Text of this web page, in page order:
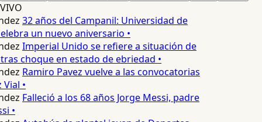
VIVO
32 años del Campanil: Universidad de
un nuevo aniversario •
Imperial Unido se refiere a situación de
choque en estado de ebriedad •
Ramiro Pavez vuelve a las convocatorias
•
Falleció a los 68 años Jorge Messi, padre
•